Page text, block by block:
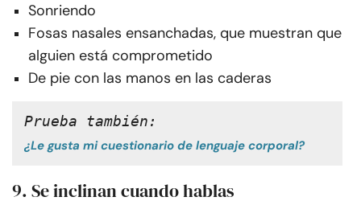
Sonriendo
Fosas nasales ensanchadas, que muestran que
alguien está comprometido
De pie con las manos en las caderas
Prueba también:
¿Le gusta mi cuestionario de lenguaje corporal?
9. Se inclinan cuando hablas